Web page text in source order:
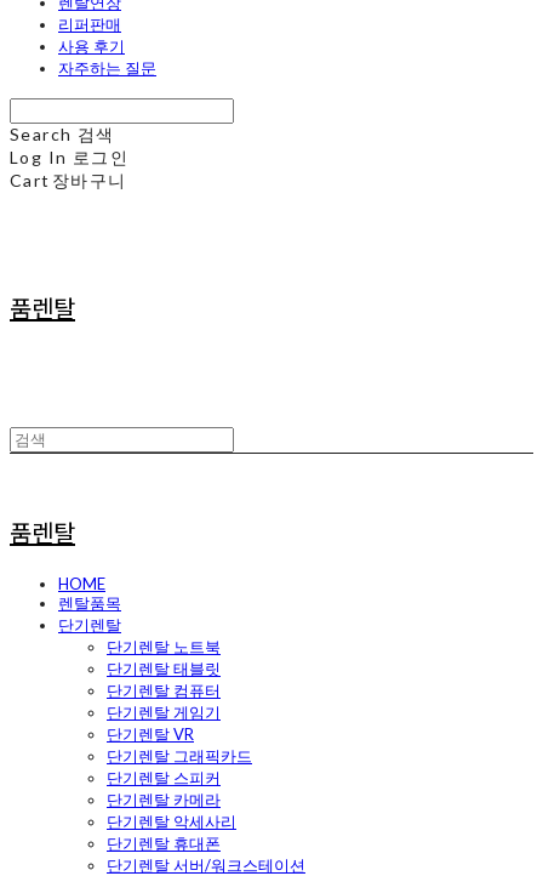
리퍼판매
사용 후기
자주하는 질문
Search 검색
Log In 로그인
Cart 장바구니
품렌탈
품렌탈
HOME
렌탈품목
단기렌탈
단기렌탈 노트북
단기렌탈 태블릿
단기렌탈 컴퓨터
단기렌탈 게임기
단기렌탈 VR
단기렌탈 그래픽카드
단기렌탈 스피커
단기렌탈 카메라
단기렌탈 악세사리
단기렌탈 휴대폰
단기렌탈 서버/워크스테이션